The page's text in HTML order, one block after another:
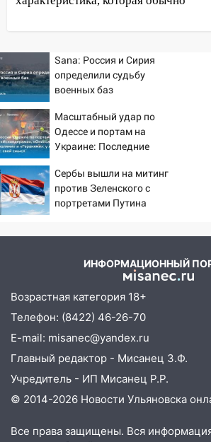
строящегося дома
13:54
В мэрии Ульяновска
как устраняют последствия
шторма
13:49
Стихия продолжает
Ульяновск: дерево рухнуло
Орджоникидзе
13:47
На Нижней Террасе
ветром вырвало дерево с
Непогода продолжает
сошёл с рельсов
13:22
Упавшие деревья
дороги в Ульяновске: фото
13:17
Непогода в
закончится сегодня:
сохранятся 9 августа
13:15 Трижды «брал в
Sana: Россия и Сирия
определили судьбу
военных баз
Масштабный удар по
Одессе и портам на
Украине: Последние
ударах России 9 августа
2026 года
Сербы вышли на митинг
против Зеленского с
портретами Путина
ИНФОРМАЦИОННЫЙ
Возрастная категория 18+
Телефон: (8422) 46-26-70
E-mail: misanec@yandex.ru
Главный редактор - Мисанец З.Ф.
Учредитель - ИП Мисанец Р.Р.
© 2014-2026 Новости Ульяновска
Все права защищены. Вся